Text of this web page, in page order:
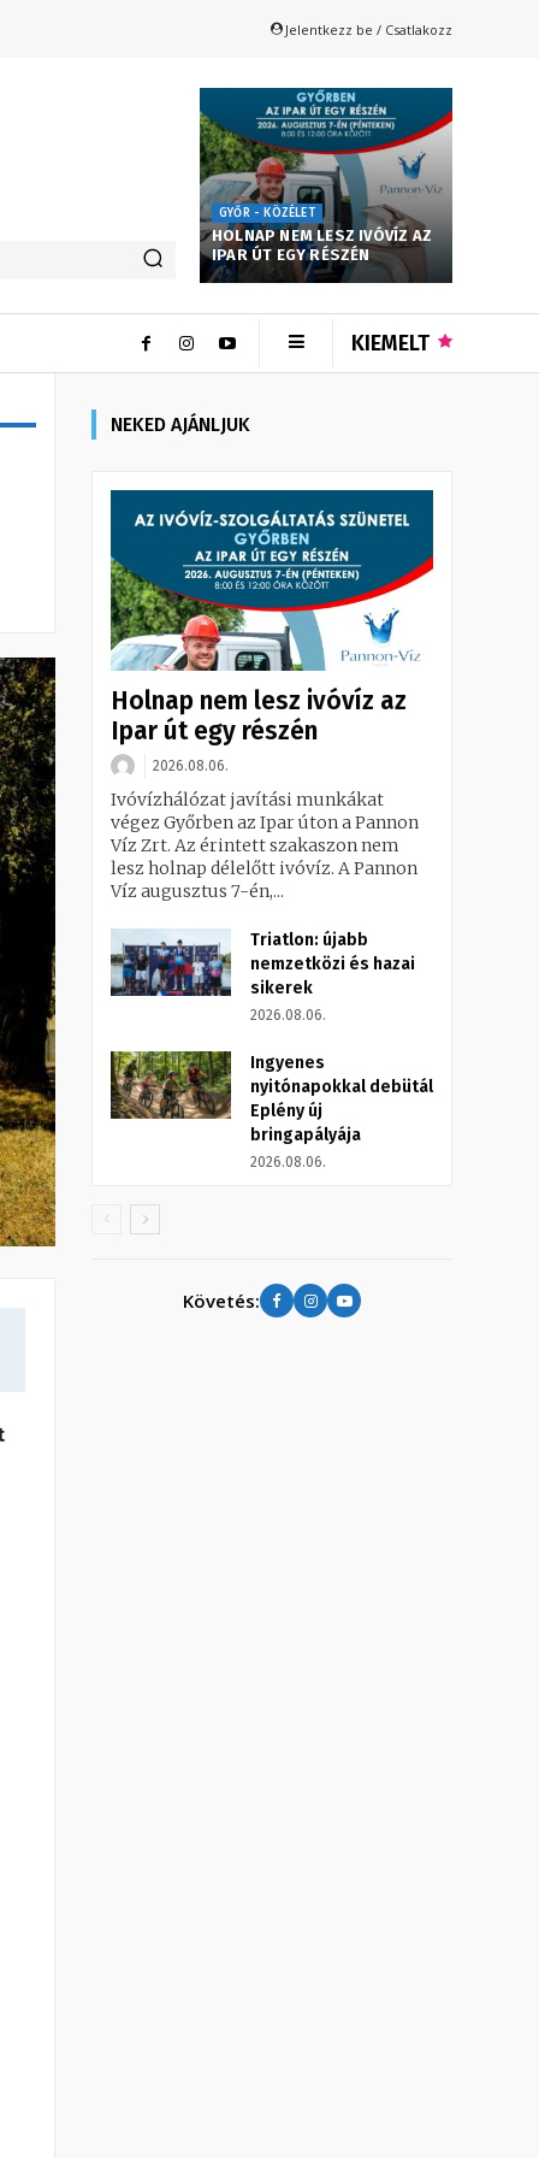
Jelentkezz be / Csatlakozz
GYŐR - KÖZÉLET
HOLNAP NEM LESZ IVÓVÍZ AZ
IPAR ÚT EGY RÉSZÉN
KIEMELT
NEKED AJÁNLJUK
Holnap nem lesz ivóvíz az
Ipar út egy részén
2026.08.06.
Ivóvízhálózat javítási munkákat
végez Győrben az Ipar úton a Pannon
Víz Zrt. Az érintett szakaszon nem
lesz holnap délelőtt ivóvíz. A Pannon
Víz augusztus 7-én,...
Triatlon: újabb
nemzetközi és hazai
sikerek
2026.08.06.
Ingyenes
nyitónapokkal debütál
Eplény új
bringapályája
2026.08.06.
Követés: